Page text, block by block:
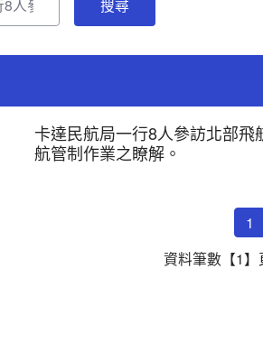
卡達民航局一行8人參訪北部
航管制作業之瞭解。
1
資料筆數【1】